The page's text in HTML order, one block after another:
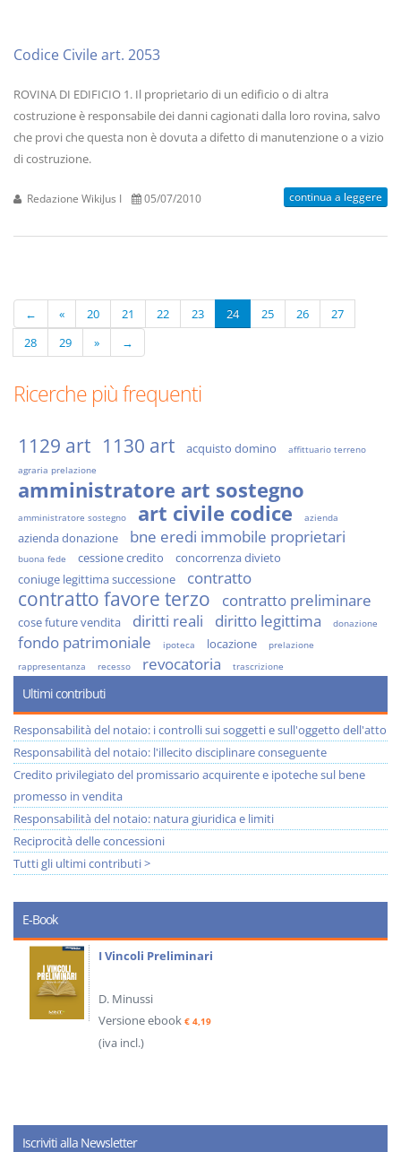
Codice Civile art. 2053
ROVINA DI EDIFICIO 1. Il proprietario di un edificio o di altra
costruzione è responsabile dei danni cagionati dalla loro rovina, salvo
che provi che questa non è dovuta a difetto di manutenzione o a vizio
di costruzione.
Redazione WikiJus I 05/07/2010 continua a leggere
← « 20 21 22 23 24 25 26
27
28
29 » →
Ricerche più frequenti
1129 art 1130 art acquisto domino
affittuario terreno
agraria prelazione
amministratore art sostegno
amministratore sostegno art civile codice azienda
azienda donazione bne eredi immobile proprietari
buona fede cessione credito
concorrenza divieto
coniuge legittima successione
contratto
contratto favore terzo contratto preliminare
cose future vendita diritti reali diritto legittima donazione
fondo patrimoniale ipoteca locazione
prelazione
rappresentanza
recesso revocatoria trascrizione
Ultimi contributi
Responsabilità del notaio: i controlli sui soggetti e sull'oggetto dell'atto
Responsabilità del notaio: l'illecito disciplinare conseguente
Credito privilegiato del promissario acquirente e ipoteche sul bene
promesso in vendita
Responsabilità del notaio: natura giuridica e limiti
Reciprocità delle concessioni
Tutti gli ultimi contributi >
E-Book
I Vincoli Preliminari
D. Minussi
Versione ebook € 4,19
(iva incl.)
Iscriviti alla Newsletter